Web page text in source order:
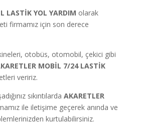
LASTİK YOL YARDIM olarak
firmamız için son derece
otobüs, otomobil, çekici gibi
MOBİL 7/24 LASTİK
veririz.
sıkıntılarda AKARETLER
ile iletişime geçerek anında ve
kurtulabilirsiniz.